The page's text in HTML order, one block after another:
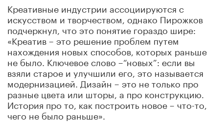
Креативные индустрии ассоциируются с
искусством и творчеством, однако Пирожков
подчеркнул, что это понятие гораздо шире:
«Креатив – это решение проблем путем
нахождения новых способов, которых раньше
не было. Ключевое слово –“новых”: если вы
взяли старое и улучшили его, это называется
модернизацией. Дизайн – это не только про
разные цвета или шторы, а про конструкцию.
История про то, как построить новое – что-то,
чего не было раньше».